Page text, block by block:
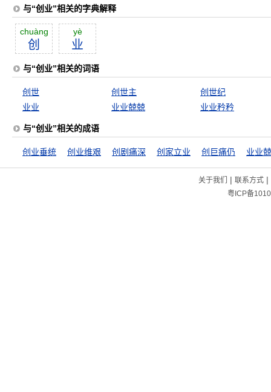
与“创业”相关的字典解释
chuàng
创
yè
业
与“创业”相关的词语
创世 创世主
创世纪
业业
业业兢兢 业业矜矜
与“创业”相关的成语
创业垂统 创业维艰 创剧痛深 创家立业 创巨痛仍 业业
关于我们 | 联系方式|
粤ICP备